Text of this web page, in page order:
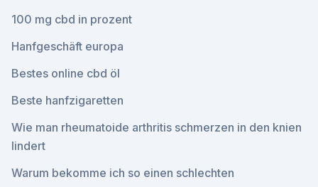
100 mg cbd in prozent
Hanfgeschäft europa
Bestes online cbd öl
Beste hanfzigaretten
Wie man rheumatoide arthritis schmerzen in den knien
lindert
Warum bekomme ich so einen schlechten